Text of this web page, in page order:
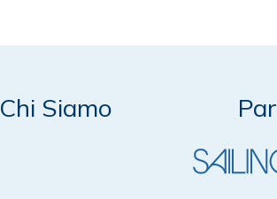
Chi Siamo